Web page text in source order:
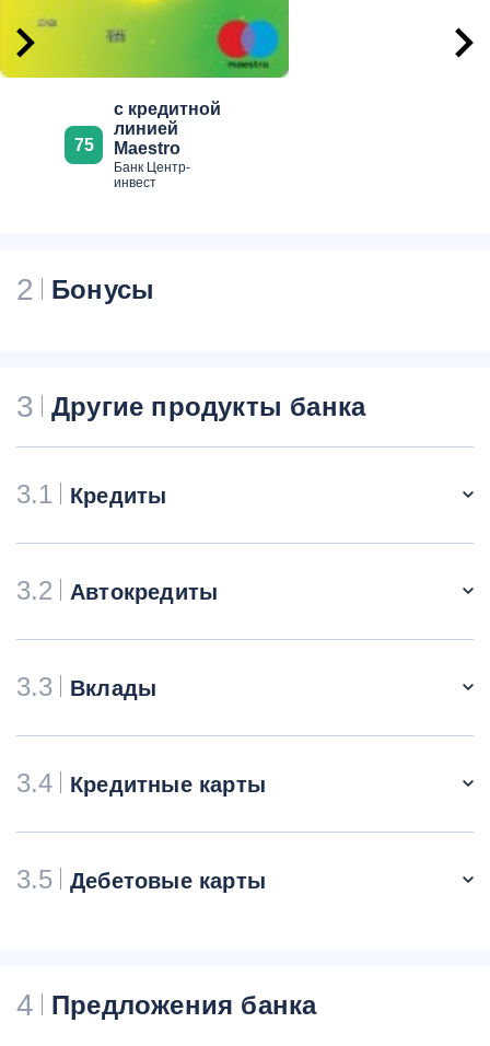
75
с кредитной
линией
Maestro
Банк Центр-
инвест
2 Бонусы
3 Другие продукты банка
3.1 Кредиты
3.2 Автокредиты
3.3 Вклады
3.4 Кредитные карты
3.5 Дебетовые карты
4 Предложения банка